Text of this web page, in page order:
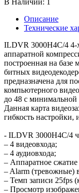
В Наличии: 1
Описание
Технические
ILDVR 3000H4C/4 4-х
аппаратной
построенная на
битных
предназначена для
компьютерного
до 48 с минимальной
Данная карта
гибкость настройки,
- ILDVR 3000H4C/4
– 4 видеовхода;
– 4 аудиовхода;
– Аппаратное
– Alarm (тревожные)
– Темп записи 25fps
– Просмотр